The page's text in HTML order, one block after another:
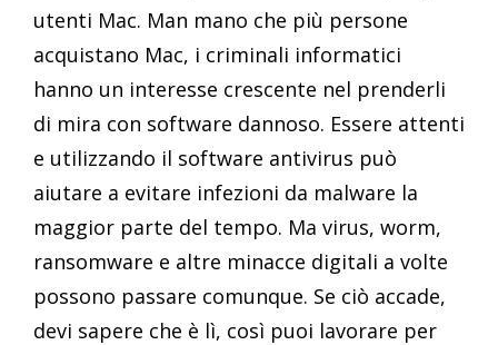
utenti Mac. Man mano che più persone
acquistano Mac, i criminali informatici
hanno un interesse crescente nel prenderli
di mira con software dannoso. Essere attenti
e utilizzando il software antivirus può
aiutare a evitare infezioni da malware la
maggior parte del tempo. Ma virus, worm,
ransomware e altre minacce digitali a volte
possono passare comunque. Se ciò accade,
devi sapere che è lì, così puoi lavorare per